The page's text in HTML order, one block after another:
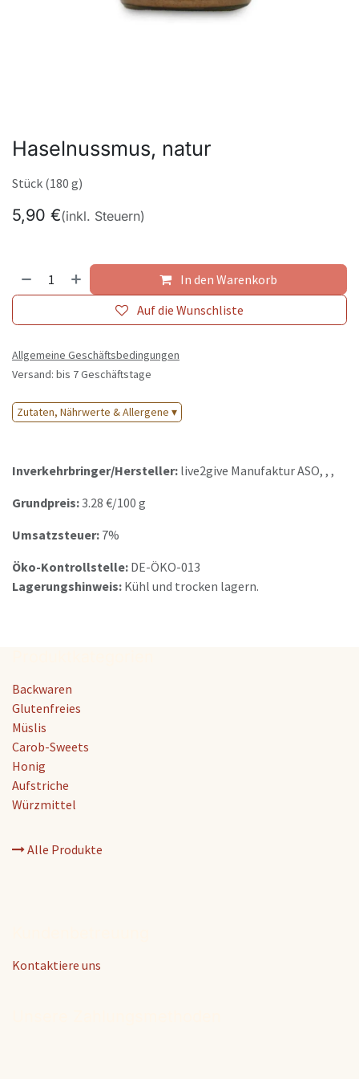
Haselnussmus, natur
Stück (180 g)
5,90 €(inkl. Steuern)
In den Warenkorb
Auf die Wunschliste
Allgemeine Geschäftsbedingungen
Versand: bis 7 Geschäftstage
Zutaten, Nährwerte & Allergene ▾
Inverkehrbringer/Hersteller: live2give Manufaktur ASO, , ,
Grundpreis:3.28 €/100 g
Umsatzsteuer: 7%
Öko-Kontrollstelle: DE-ÖKO-013
Lagerungshinweis: Kühl und trocken lagern.
Backwaren
Glutenfreies
Müslis
Carob-Sweets
Honig
Aufstriche
Würzmittel
Alle Produkte
Kontaktiere uns